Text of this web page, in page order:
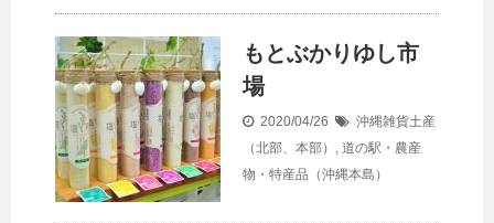
もとぶかりゆし市
場
2020/04/26
沖縄雑貨土産
（北部、本部） , 道の駅・農産
物・特産品（沖縄本島）